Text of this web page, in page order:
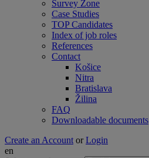
Survey Zone
Case Studies
TOP Candidates
Index of job roles
References
Contact
Košice
Nitra
Bratislava
Žilina
FAQ
Downloadable documents
Create an Account or Login
en